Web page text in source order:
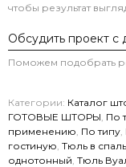
чтобы результат
Обсудить проект с
Поможем подобрать
Категории: Каталог
ГОТОВЫЕ ШТОРЫ По
применению По типу
гостиную Тюль в
однотонный Тюль